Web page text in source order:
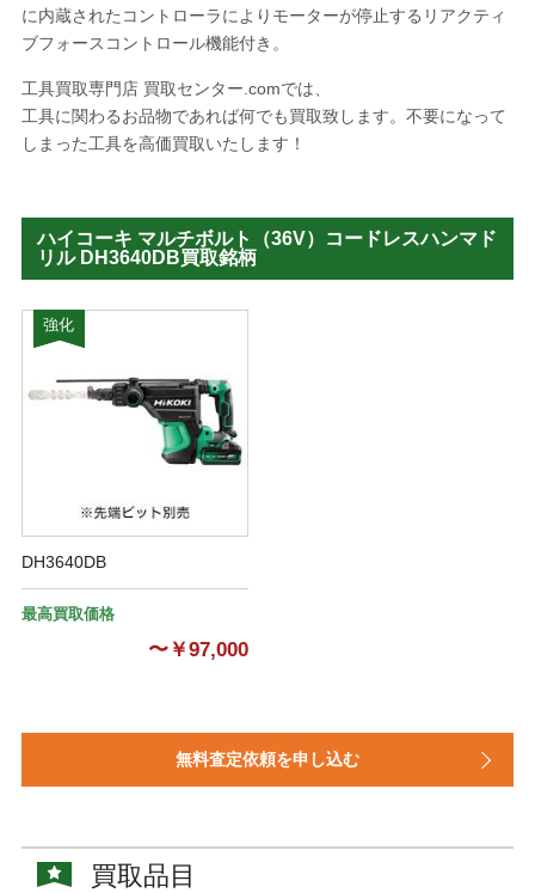
に内蔵されたコントローラによりモーターが停止するリアクティ
ブフォースコントロール機能付き。
工具買取専門店 買取センター.comでは、
工具に関わるお品物であれば何でも買取致します。不要になって
しまった工具を高価買取いたします！
ハイコーキ マルチボルト（36V）コードレスハンマド
リル DH3640DB買取銘柄
強化
DH3640DB
最高買取価格
〜￥97,000
無料査定依頼を申し込む
買取品目